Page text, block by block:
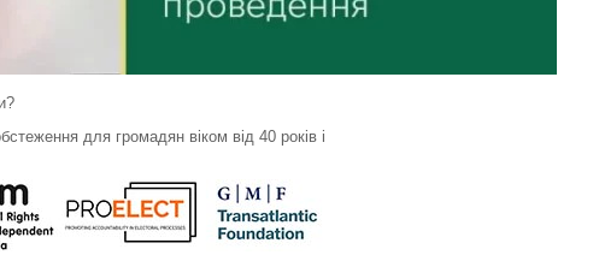
для громадян віком від 40 років і